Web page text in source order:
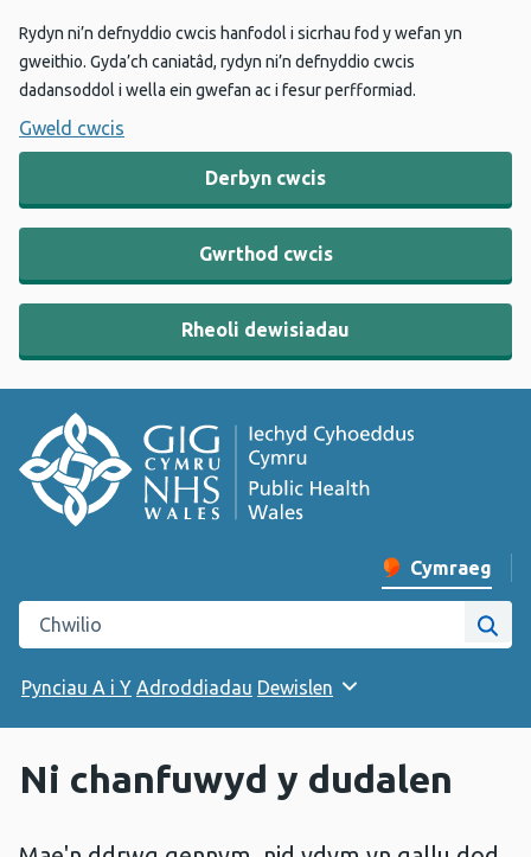
Rydyn ni’n defnyddio cwcis hanfodol i sicrhau fod y wefan yn
gweithio. Gyda’ch caniatâd, rydyn ni’n defnyddio cwcis
dadansoddol i wella ein gwefan ac i fesur perfformiad.
Gweld cwcis
Derbyn cwcis
Gwrthod cwcis
Rheoli dewisiadau
Newid iaith y
Cymraeg
Chwilio gwefan Iechyd Cyhoeddus Cymru
Pynciau A i Y Adroddiadau Dewislen
Ni chanfuwyd y dudalen